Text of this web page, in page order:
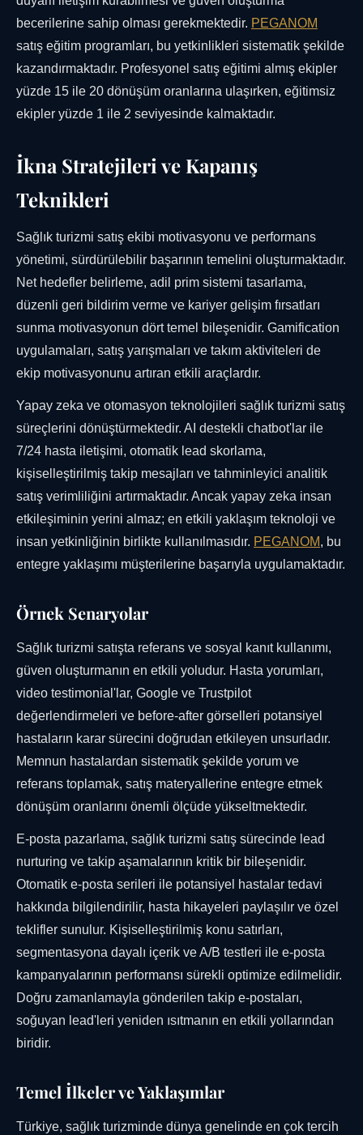
becerilerine sahip olması gerekmektedir. PEGANOM
satış eğitim programları, bu yetkinlikleri sistematik şekilde
kazandırmaktadır. Profesyonel satış eğitimi almış ekipler
yüzde 15 ile 20 dönüşüm oranlarına ulaşırken, eğitimsiz
ekipler yüzde 1 ile 2 seviyesinde kalmaktadır.
İkna Stratejileri ve Kapanış
Teknikleri
Sağlık turizmi satış ekibi motivasyonu ve performans
yönetimi, sürdürülebilir başarının temelini oluşturmaktadır.
Net hedefler belirleme, adil prim sistemi tasarlama,
düzenli geri bildirim verme ve kariyer gelişim fırsatları
sunma motivasyonun dört temel bileşenidir. Gamification
uygulamaları, satış yarışmaları ve takım aktiviteleri de
ekip motivasyonunu artıran etkili araçlardır.
Yapay zeka ve otomasyon teknolojileri sağlık turizmi satış
süreçlerini dönüştürmektedir. AI destekli chatbot'lar ile
7/24 hasta iletişimi, otomatik lead skorlama,
kişiselleştirilmiş takip mesajları ve tahminleyici analitik
satış verimliliğini artırmaktadır. Ancak yapay zeka insan
etkileşiminin yerini almaz; en etkili yaklaşım teknoloji ve
insan yetkinliğinin birlikte kullanılmasıdır. PEGANOM, bu
entegre yaklaşımı müşterilerine başarıyla uygulamaktadır.
Örnek Senaryolar
Sağlık turizmi satışta referans ve sosyal kanıt kullanımı,
güven oluşturmanın en etkili yoludur. Hasta yorumları,
video testimonial'lar, Google ve Trustpilot
değerlendirmeleri ve before-after görselleri potansiyel
hastaların karar sürecini doğrudan etkileyen unsurladır.
Memnun hastalardan sistematik şekilde yorum ve
referans toplamak, satış materyallerine entegre etmek
dönüşüm oranlarını önemli ölçüde yükseltmektedir.
E-posta pazarlama, sağlık turizmi satış sürecinde lead
nurturing ve takip aşamalarının kritik bir bileşenidir.
Otomatik e-posta serileri ile potansiyel hastalar tedavi
hakkında bilgilendirilir, hasta hikayeleri paylaşılır ve özel
teklifler sunulur. Kişiselleştirilmiş konu satırları,
segmentasyona dayalı içerik ve A/B testleri ile e-posta
kampanyalarının performansı sürekli optimize edilmelidir.
Doğru zamanlamayla gönderilen takip e-postaları,
soğuyan lead'leri yeniden ısıtmanın en etkili yollarından
biridir.
Temel İlkeler ve Yaklaşımlar
Türkiye, sağlık turizminde dünya genelinde en çok tercih